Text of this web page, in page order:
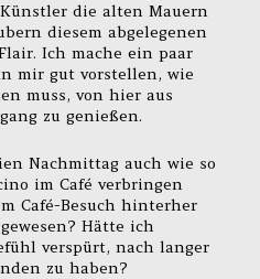
die alten Mauern
diesem abgelegenen
Ich mache ein paar
mir gut vorstellen, wie
muss, von hier aus
zu genießen.
Nachmittag auch wie so
im Café verbringen
Café-Besuch hinterher
Hätte ich
verspürt, nach langer
zu haben?